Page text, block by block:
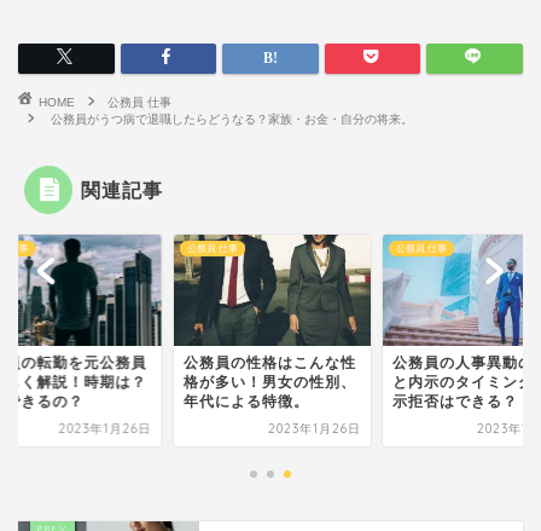
HOME
公務員 仕事
公務員がうつ病で退職したらどうなる？家族・お金・自分の将来。
関連記事
仕事
員の転勤を元公務員
しく解説！時期は？
できるの？
2023年1月26日
公務員 仕事
公務員の性格はこんな性
格が多い！男女の性別、
年代による特徴。
2023年1月26日
公務員 仕事
公務員の人事異動の
と内示のタイミング
示拒否はできる？
2023年1